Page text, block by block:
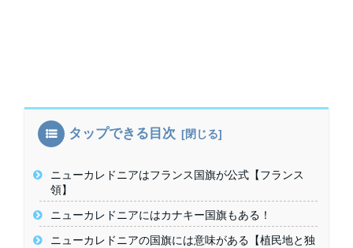
タップできる目次
ニューカレドニアはフランス国旗が公式【フランス
領】
ニューカレドニアにはカナキー国旗もある！
ニューカレドニアの国旗には意味がある【植民地と独